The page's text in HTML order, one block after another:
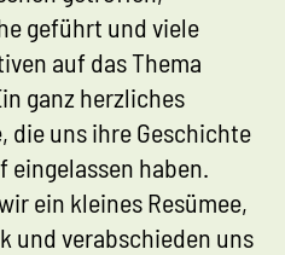
geführt und viele
auf das Thema
ganz herzliches
die uns ihre Geschichte
eingelassen haben.
ein kleines Resümee,
und verabschieden uns